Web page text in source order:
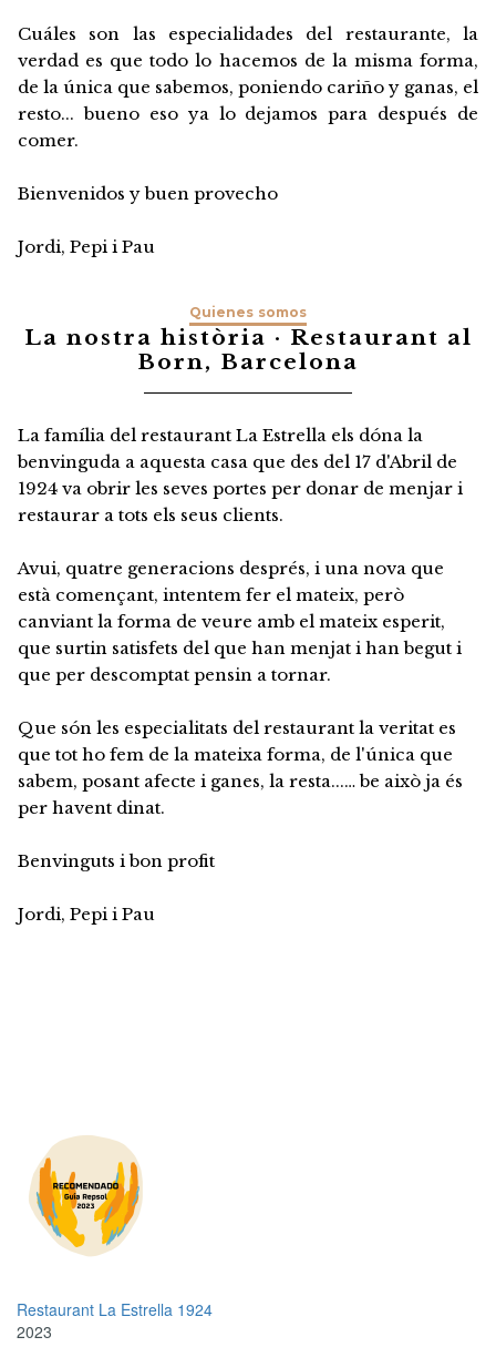
Cuáles son las especialidades del restaurante, la
verdad es que todo lo hacemos de la misma forma,
de la única que sabemos, poniendo cariño y ganas, el
resto... bueno eso ya lo dejamos para después de
comer.
Bienvenidos y buen provecho
Jordi, Pepi i Pau
Quienes somos
La nostra història · Restaurant al
Born, Barcelona
La família del restaurant La Estrella els dóna la
benvinguda a aquesta casa que des del 17 d'Abril de
1924 va obrir les seves portes per donar de menjar i
restaurar a tots els seus clients.
Avui, quatre generacions després, i una nova que
està començant, intentem fer el mateix, però
canviant la forma de veure amb el mateix esperit,
que surtin satisfets del que han menjat i han begut i
que per descomptat pensin a tornar.
Que són les especialitats del restaurant la veritat es
que tot ho fem de la mateixa forma, de l'única que
sabem, posant afecte i ganes, la resta...… be això ja és
per havent dinat.
Benvinguts i bon profit
Jordi, Pepi i Pau
Restaurant La Estrella 1924
2023